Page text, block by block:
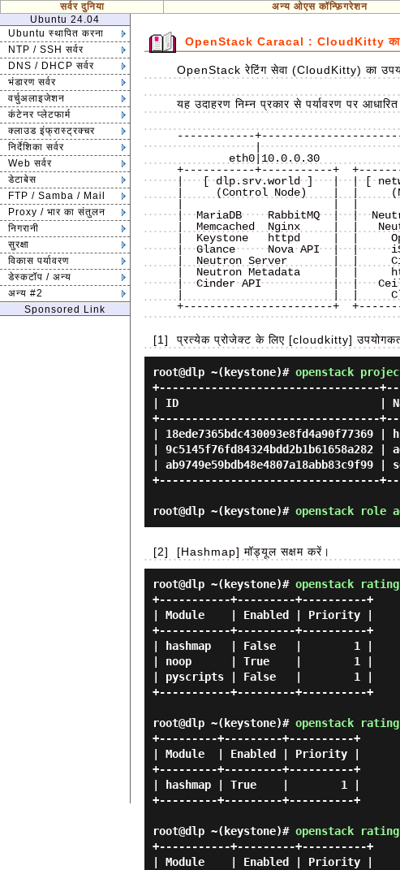
सर्वर दुनिया अन्य ओएस कॉन्फ़िगरेशन
Ubuntu 24.04
Ubuntu स्थापित करना
NTP / SSH सर्वर
DNS / DHCP सर्वर
भंडारण सर्वर
वर्चुअलाइजेशन
कंटेनर प्लेटफार्म
क्लाउड इंफ्रास्ट्रक्चर
निर्देशिका सर्वर
Web सर्वर
डेटाबेस
FTP / Samba / Mail
Proxy / भार का संतुलन
निगरानी
सुरक्षा
विकास पर्यावरण
डेस्कटॉप / अन्य
अन्य #2
Sponsored Link
OpenStack Caracal : CloudKitty का
OpenStack रेटिंग सेवा (CloudKitty) का
यह उदाहरण निम्न प्रकार से पर्यावरण पर
------------
            |                          |                          |
+-----------+-----------+
|   [ dlp.srv.world ]   |  | [
|     (Control Node)    |  |
|  MariaDB    RabbitMQ  |  |
|  Memcached  Nginx     |  |
|  Keystone   httpd     |  |
|  Glance     Nova API  |  |
|  Neutron Server       |  |
|  Neutron Metadata     |  |
|  Cinder API           |  |
|                       |  |
+-----------------------+
[1] प्रत्येक प्रोजेक्ट के लिए [cloudkitty]
root@dlp ~(keystone)# openstack
+----------------------------------
| ID                               |
+----------------------------------
| 18ede7365bdc430093e8fd4a90f77369 |
| 9c5145f76fd84324bdd2b1b61658a282
| ab9749e59bdb48e4807a18abb83c9f99
+----------------------------------
root@dlp ~(keystone)# openstack role
[2] [Hashmap] मॉड्यूल सक्षम करें।
root@dlp ~(keystone)# openstack
+-----------+---------+----------+
| Module    | Enabled | Priority |
+-----------+---------+----------+
| hashmap   | False   |        1 |
| noop      | True    |        1 |
| pyscripts | False   |        1 |
+-----------+---------+----------+
root@dlp ~(keystone)# openstack rating
+---------+---------+----------+
| Module  | Enabled | Priority |
+---------+---------+----------+
| hashmap | True    |        1 |
+---------+---------+----------+
root@dlp ~(keystone)# openstack
+-----------+---------+----------+
| Module    | Enabled | Priority |